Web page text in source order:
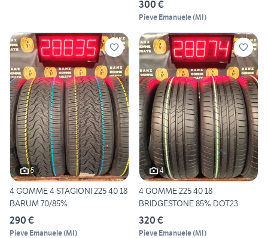
300 €
Pieve Emanuele(MI)
5
4 GOMME 4 STAGIONI 225 40 18
BARUM 70/85%
290 €
Pieve Emanuele(MI)
4
4 GOMME 225 40 18
BRIDGESTONE 85% DOT23
320 €
Pieve Emanuele(MI)